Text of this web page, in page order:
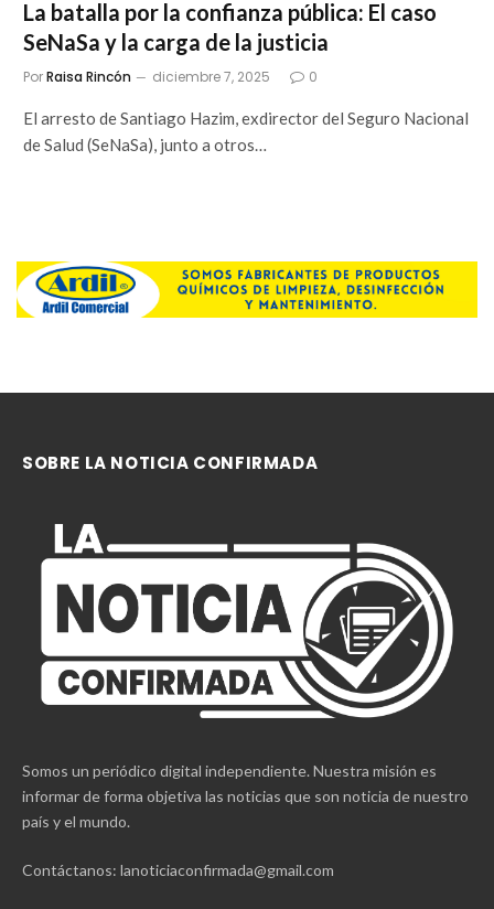
La batalla por la confianza pública: El caso
SeNaSa y la carga de la justicia
PorRaisa Rincón diciembre 7, 2025 0
El arresto de Santiago Hazim, exdirector del Seguro Nacional
de Salud (SeNaSa), junto a otros…
SOBRE LA NOTICIA CONFIRMADA
Somos un periódico digital independiente. Nuestra misión es
informar de forma objetiva las noticias que son noticia de nuestro
país y el mundo.
Contáctanos: lanoticiaconfirmada@gmail.com